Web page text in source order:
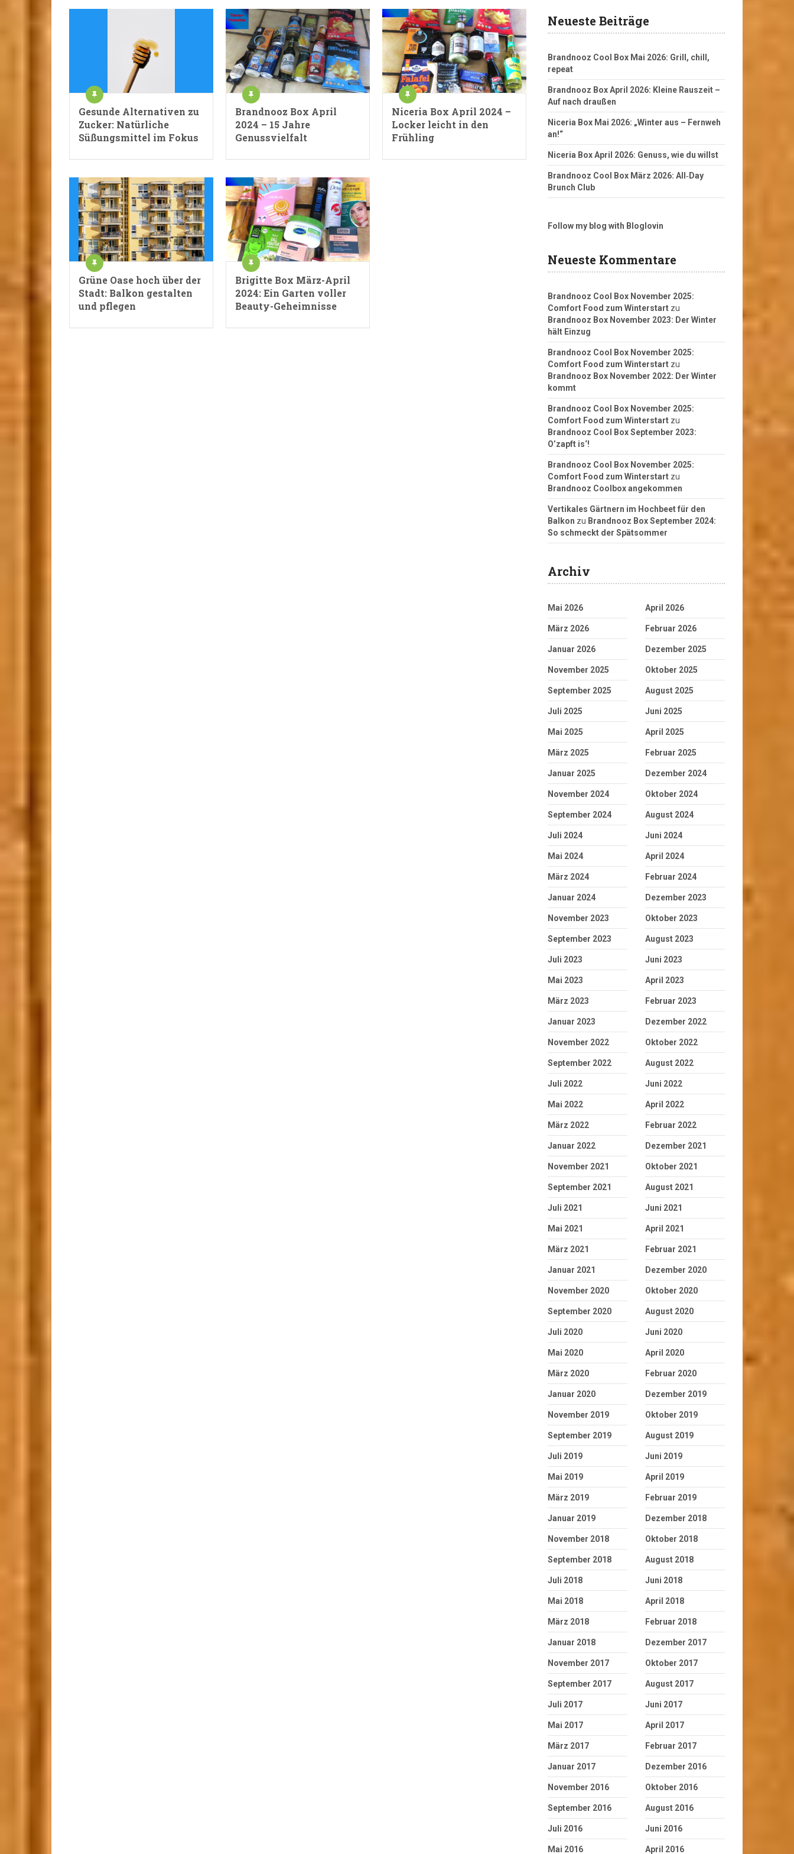
Gesunde Alternativen zu
Zucker: Natürliche
Süßungsmittel im Fokus
Brandnooz Box April
2024 – 15 Jahre
Genussvielfalt
Niceria Box April 2024 –
Locker leicht in den
Frühling
Grüne Oase hoch über der
Stadt: Balkon gestalten
und pflegen
Brigitte Box März-April
2024: Ein Garten voller
Beauty-Geheimnisse
Neueste Beiträge
Brandnooz Cool Box Mai 2026: Grill, chill,
repeat
Brandnooz Box April 2026: Kleine Rauszeit –
Auf nach draußen
Niceria Box Mai 2026: „Winter aus – Fernweh
an!“
Niceria Box April 2026: Genuss, wie du willst
Brandnooz Cool Box März 2026: All‑Day
Brunch Club
Follow my blog with Bloglovin
Neueste Kommentare
Brandnooz Cool Box November 2025:
Comfort Food zum Winterstart zu
Brandnooz Box November 2023: Der Winter
hält Einzug
Brandnooz Cool Box November 2025:
Comfort Food zum Winterstart zu
Brandnooz Box November 2022: Der Winter
kommt
Brandnooz Cool Box November 2025:
Comfort Food zum Winterstart zu
Brandnooz Cool Box September 2023:
O’zapft is‘!
Brandnooz Cool Box November 2025:
Comfort Food zum Winterstart zu
Brandnooz Coolbox angekommen
Vertikales Gärtnern im Hochbeet für den
Balkon zu Brandnooz Box September 2024:
So schmeckt der Spätsommer
Archiv
Mai 2026 April 2026
März 2026 Februar 2026
Januar 2026 Dezember 2025
November 2025 Oktober 2025
September 2025 August 2025
Juli 2025 Juni 2025
Mai 2025 April 2025
März 2025 Februar 2025
Januar 2025 Dezember 2024
November 2024 Oktober 2024
September 2024 August 2024
Juli 2024 Juni 2024
Mai 2024 April 2024
März 2024 Februar 2024
Januar 2024 Dezember 2023
November 2023 Oktober 2023
September 2023 August 2023
Juli 2023 Juni 2023
Mai 2023 April 2023
März 2023 Februar 2023
Januar 2023 Dezember 2022
November 2022 Oktober 2022
September 2022 August 2022
Juli 2022 Juni 2022
Mai 2022 April 2022
März 2022 Februar 2022
Januar 2022 Dezember 2021
November 2021 Oktober 2021
September 2021 August 2021
Juli 2021 Juni 2021
Mai 2021 April 2021
März 2021 Februar 2021
Januar 2021 Dezember 2020
November 2020 Oktober 2020
September 2020 August 2020
Juli 2020 Juni 2020
Mai 2020 April 2020
März 2020 Februar 2020
Januar 2020 Dezember 2019
November 2019 Oktober 2019
September 2019 August 2019
Juli 2019 Juni 2019
Mai 2019 April 2019
März 2019 Februar 2019
Januar 2019 Dezember 2018
November 2018 Oktober 2018
September 2018 August 2018
Juli 2018 Juni 2018
Mai 2018 April 2018
März 2018 Februar 2018
Januar 2018 Dezember 2017
November 2017 Oktober 2017
September 2017 August 2017
Juli 2017 Juni 2017
Mai 2017 April 2017
März 2017 Februar 2017
Januar 2017 Dezember 2016
November 2016 Oktober 2016
September 2016 August 2016
Juli 2016 Juni 2016
Mai 2016 April 2016